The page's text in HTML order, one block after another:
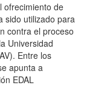
ofrecimiento de
sido utilizado para
contra el proceso
Universidad
Entre los
apunta a
EDAL